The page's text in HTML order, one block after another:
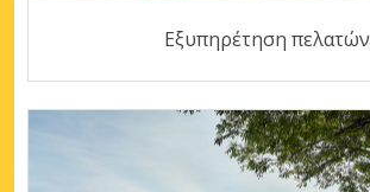
Εξυπηρέτηση πελατών